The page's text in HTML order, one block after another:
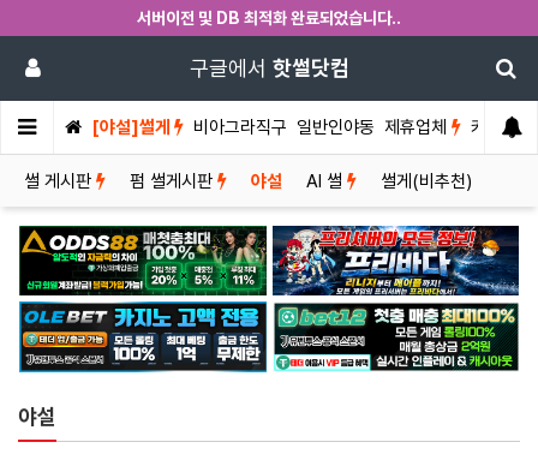
서버이전 및 DB 최적화 완료되었습니다..
구글에서 핫썰닷컴
[야설]썰게 비아그라직구 일반인야동 제휴업체 커뮤니티
썰 게시판 펌 썰게시판 야설 AI 썰 썰게(비추천)
야설